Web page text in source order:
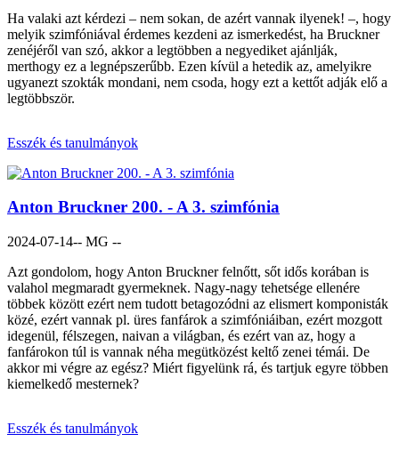
Ha valaki azt kérdezi – nem sokan, de azért vannak ilyenek! –, hogy
melyik szimfóniával érdemes kezdeni az ismerkedést, ha Bruckner
zenéjéről van szó, akkor a legtöbben a negyediket ajánlják,
merthogy ez a legnépszerűbb. Ezen kívül a hetedik az, amelyikre
ugyanezt szokták mondani, nem csoda, hogy ezt a kettőt adják elő a
legtöbbször.
Esszék és tanulmányok
Anton Bruckner 200. - A 3. szimfónia
2024-07-14-- MG --
Azt gondolom, hogy Anton Bruckner felnőtt, sőt idős korában is
valahol megmaradt gyermeknek. Nagy-nagy tehetsége ellenére
többek között ezért nem tudott betagozódni az elismert komponisták
közé, ezért vannak pl. üres fanfárok a szimfóniáiban, ezért mozgott
idegenül, félszegen, naivan a világban, és ezért van az, hogy a
fanfárokon túl is vannak néha megütközést keltő zenei témái. De
akkor mi végre az egész? Miért figyelünk rá, és tartjuk egyre többen
kiemelkedő mesternek?
Esszék és tanulmányok